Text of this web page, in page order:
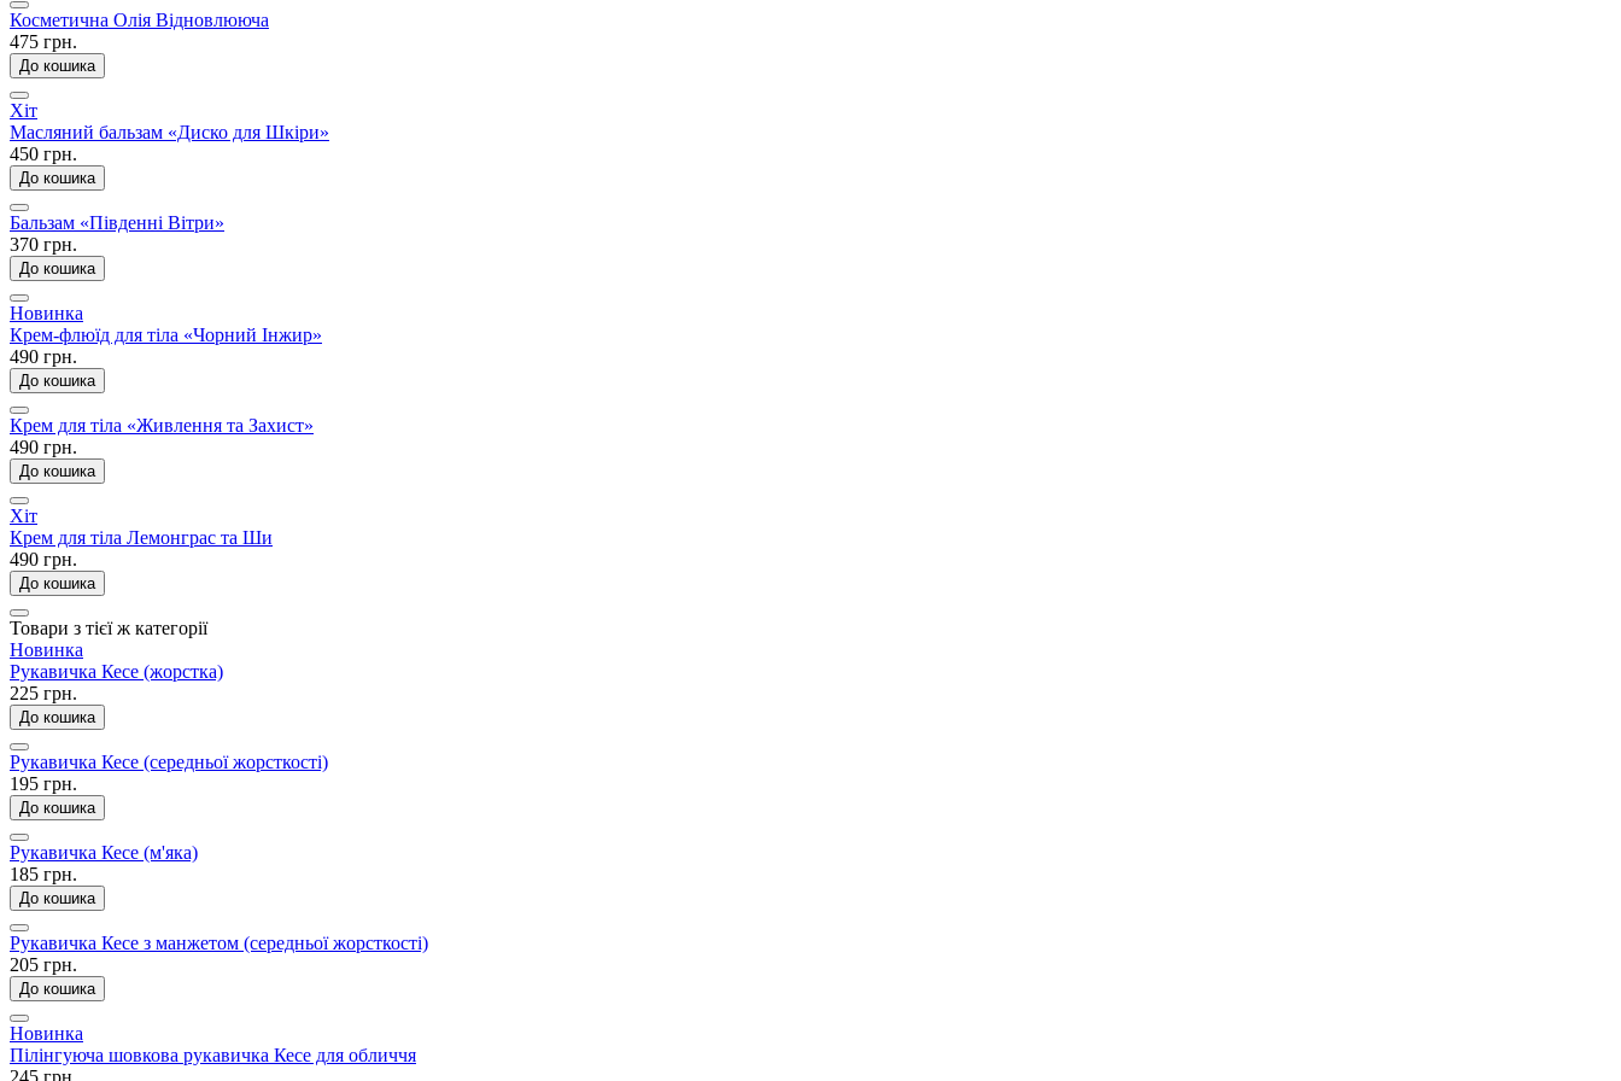
Косметична Олія Відновлююча
475 грн.
До кошика
Хіт
Масляний бальзам «Диско для Шкіри»
450 грн.
До кошика
Бальзам «Південні Вітри»
370 грн.
До кошика
Новинка
Крем-флюїд для тіла «Чорний Інжир»
490 грн.
До кошика
Крем для тіла «Живлення та Захист»
490 грн.
До кошика
Хіт
Крем для тіла Лемонграс та Ши
490 грн.
До кошика
Товари з тієї ж категорії
Новинка
Рукавичка Кесе (жорстка)
225 грн.
До кошика
Рукавичка Кесе (середньої жорсткості)
195 грн.
До кошика
Рукавичка Кесе (м'яка)
185 грн.
До кошика
Рукавичка Кесе з манжетом (середньої жорсткості)
205 грн.
До кошика
Новинка
Пілінгуюча шовкова рукавичка Кесе для обличчя
245 грн.